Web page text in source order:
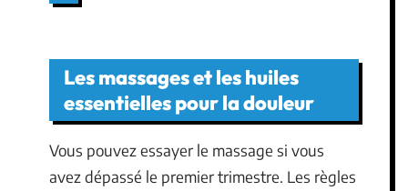
Les massages et les huiles
essentielles pour la douleur
Vous pouvez essayer le massage si vous
avez dépassé le premier trimestre. Les règles